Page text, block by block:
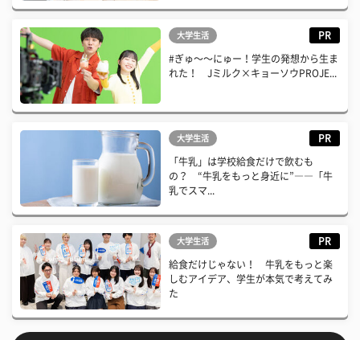
大学生活 PR
#ぎゅ〜〜にゅー！学生の発想から生ま
れた！ Jミルク×キョーソウPROJE...
大学生活 PR
「牛乳」は学校給食だけで飲むも
の？ “牛乳をもっと身近に”――「牛
乳でスマ...
大学生活 PR
給食だけじゃない！ 牛乳をもっと楽
しむアイデア、学生が本気で考えてみ
た